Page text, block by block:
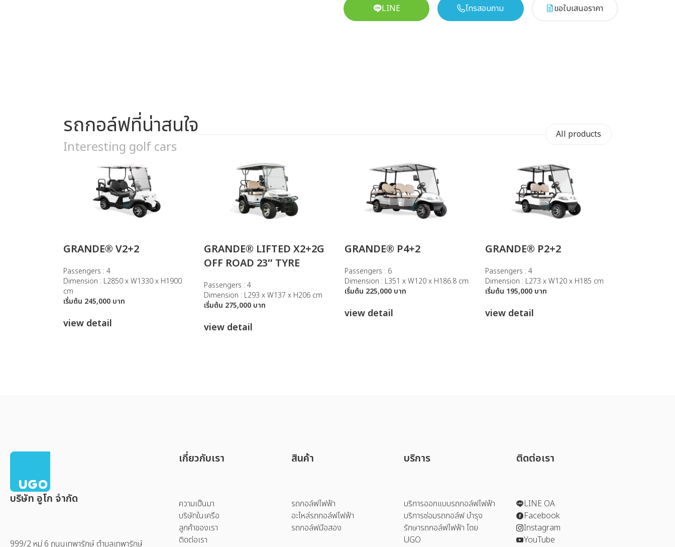
LINE โทรสอบถาม ขอใบเสนอราคา
รถกอล์ฟที่น่าสนใจ
Interesting golf cars
All products
GRANDE® V2+2
Passengers : 4
Dimension : L2850 x W1330 x H1900
cm
เริ่มต้น 245,000 บาท
view detail
GRANDE® LIFTED X2+2G
OFF ROAD 23″ TYRE
Passengers : 4
Dimension : L293 x W137 x H206 cm
เริ่มต้น 275,000 บาท
view detail
GRANDE® P4+2
Passengers : 6
Dimension : L351 x W120 x H186.8 cm
เริ่มต้น 225,000 บาท
view detail
GRANDE® P2+2
Passengers : 4
Dimension : L273 x W120 x H185 cm
เริ่มต้น 195,000 บาท
view detail
บริษัท อูโก จำกัด
999/2 หมู่ 6 ถนนเทพารักษ์ ตำบลเทพารักษ์
เกี่ยวกับเรา
ความเป็นมา
บริษัทในเครือ
ลูกค้าของเรา
ติดต่อเรา
สินค้า
รถกอล์ฟไฟฟ้า
อะไหล่รถกอล์ฟไฟฟ้า
รถกอล์ฟมือสอง
บริการ
บริการออกแบบรถกอล์ฟไฟฟ้า
บริการซ่อมรถกอล์ฟ บำรุง
รักษารถกอล์ฟไฟฟ้า โดย
UGO
ติดต่อเรา
LINE OA
Facebook
Instagram
YouTube